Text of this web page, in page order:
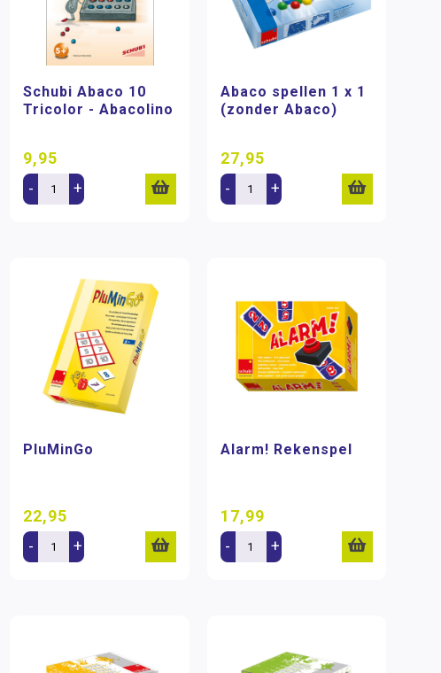
Schubi Abaco 10
Tricolor - Abacolino
9,95
- +
Abaco spellen 1 x 1
(zonder Abaco)
27,95
- +
PluMinGo
22,95
- +
Alarm! Rekenspel
17,99
- +